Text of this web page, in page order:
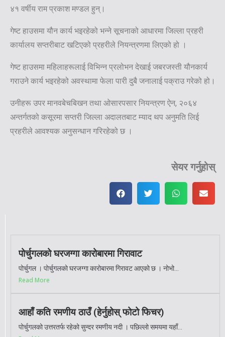
४१ वर्षीय राम प्रकाश मण्डल हुन्।
गेष्ट हाउसमा यौन कार्य भइरहेको भन्ने सूचनाको आधारमा जिल्ला प्रहरी
कार्यालय सप्तरीबाट खटिएको प्रहरीले नियन्त्रणमा लिएको हो ।
गेष्ट हाउसमा महिलाहरूलाई विभिन्न प्रलोभन देखाई जबरजस्ती यौनकार्य
गराउने कार्य भइरहेको अवस्थामा फेला पारी दुबै जनालाई पक्राउ गरेको हो।
उनीहरू उपर मानवबेचबिखन तथा ओसारपसार नियन्त्रण ऐन, २०६४
अन्तर्गतको कसूरमा सप्तरी जिल्ला अदालतबाट म्याद थप अनुमति लिई
प्रहरीले आवश्यक अनुसन्धान गरिरहेको छ ।
सेयर गर्नुहोस्
पोर्चुगलको घरजग्गा कारोबारमा गिरावाट
पोर्चुगल । पोर्चुगलको घरजग्गा कारोबारमा गिरावट आएको छ । नोभो...
Read More
आहाँ कति रमणीय ठाउँ (हेर्नुहोस् फोटो फिचर)
पोर्चुगलको उत्तरतर्फ रहेको सुन्दर रमणीय नदी । पछिल्लो समयमा यहाँ...